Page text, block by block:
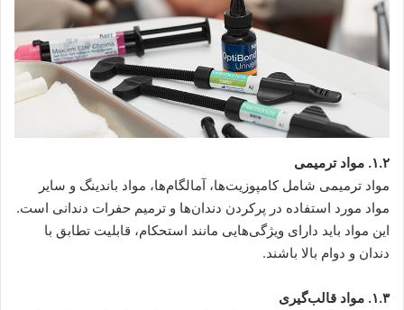
۱.۲. مواد ترمیمی
مواد ترمیمی شامل کامپوزیت‌ها، آمالگام‌ها، مواد باندینگ و سایر
مواد مورد استفاده در پرکردن دندان‌ها و ترمیم حفرات دندانی است.
این مواد باید دارای ویژگی‌هایی مانند استحکام، قابلیت تطابق با
دندان و دوام بالا باشند.
۱.۳. مواد قالب‌گیری